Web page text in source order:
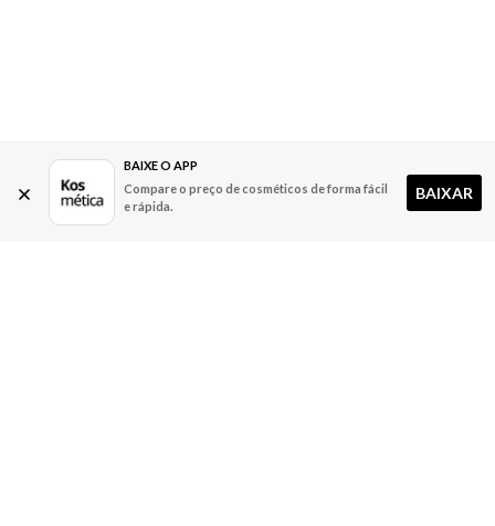
BAIXE O APP
Compare o preço de cosméticos de forma fácil
e rápida.
BAIXAR